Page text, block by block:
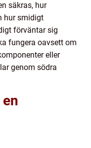
säkras, hur
hur smidigt
förväntar sig
fungera oavsett om
eller
genom södra